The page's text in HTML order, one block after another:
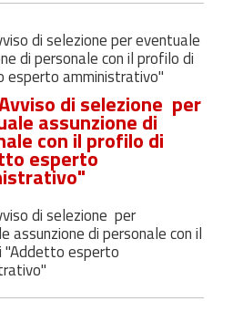
di selezione per eventuale
di personale con il profilo di
esperto amministrativo"
di selezione per
assunzione di
con il profilo di
esperto
di selezione per
assunzione di personale con il
"Addetto esperto